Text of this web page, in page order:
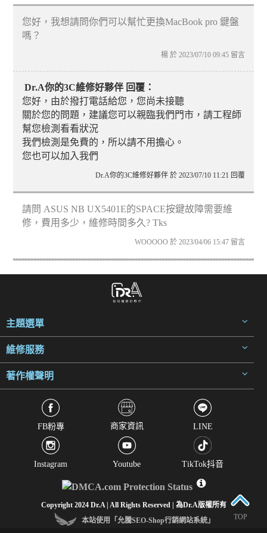
您好，我想請問你們可以幫忙更換MacBook pro 鍵盤
嗎？
楊 於 2023/07/10 09:45 留言
Dr.A你的3C維修好夥伴 回覆：
您好，由於撥打電話給您，您尚未接聽
關於您的問題，建議您可以親臨我們門市，請工程師
幫您檢測看看狀況
我們檢測是免費的，所以請不用擔心。
您也可以加入我們
Dr.A你的3C維修好夥伴 於 2023/07/10 11:21 回覆
請問 ASUS NB UX5401E的SPACE按鍵故障需要維
修，費用多少，維修時間多久? Tks
WOOOOO 於 2023/04/06 15:47 留言
主題選單
維修服務
著作權聲明
FB粉專 商家資訊 LINE
Instagram Youtube TikTok抖音
Copyright 2024 Dr.A | All Rights Reserved | 為Dr.A版權所有
本站使用「允騰SEO-Shop行銷網站系統」
TOP